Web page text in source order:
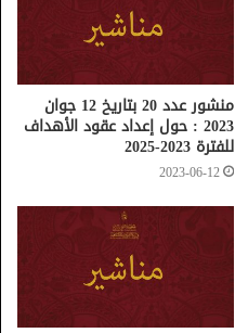
منشور عدد 20 بتاريخ 12 جوان
2023 : حول إعداد عقود الأهداف
للفترة 2023-2025
2023-06-12